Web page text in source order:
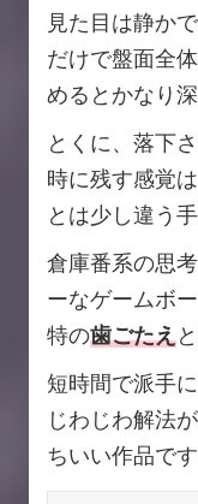
見た目は静か
だけで盤面全
めるとかなり深
とくに、落下
時に残す感覚
とは少し違う
倉庫番系の思
ーなゲームボ
特の歯ごたえと
短時間で派手
じわじわ解法
ちいい作品です